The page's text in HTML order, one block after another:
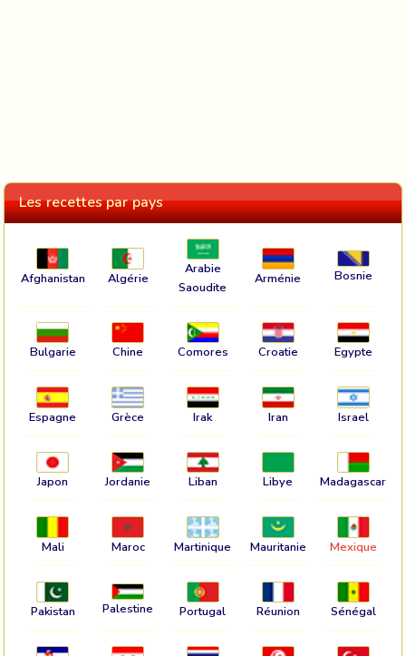
Les recettes par pays
Afghanistan Algérie
Arabie
Saoudite
Arménie Bosnie
Bulgarie Chine Comores Croatie Egypte
Espagne Grèce Irak Iran Israel
Japon Jordanie Liban Libye Madagascar
Mali Maroc Martinique Mauritanie Mexique
Pakistan Palestine Portugal Réunion Sénégal